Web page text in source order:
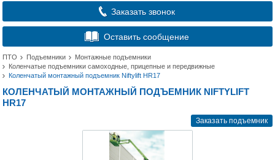
Заказать звонок
Оставить сообщение
ПТО Подъемники
Монтажные подъемники
Коленчатые подъемники самоходные, прицепные и передвижные
Коленчатый монтажный подъемник Niftylift HR17
КОЛЕНЧАТЫЙ МОНТАЖНЫЙ ПОДЪЕМНИК NIFTYLIFT
HR17
Заказать подъемник